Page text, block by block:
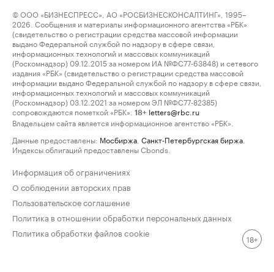
© ООО «БИЗНЕСПРЕСС», АО «РОСБИЗНЕСКОНСАЛТИНГ», 1995–
2026. Сообщения и материалы информационного агентства «РБК»
(свидетельство о регистрации средства массовой информации
выдано Федеральной службой по надзору в сфере связи,
информационных технологий и массовых коммуникаций
(Роскомнадзор) 09.12.2015 за номером ИА №ФС77-63848) и сетевого
издания «РБК» (свидетельство о регистрации средства массовой
информации выдано Федеральной службой по надзору в сфере связи,
информационных технологий и массовых коммуникаций
(Роскомнадзор) 03.12.2021 за номером ЭЛ №ФС77-82385)
сопровождаются пометкой «РБК».
18+ letters@rbc.ru
Владельцем сайта является информационное агентство «РБК».
Данные предоставлены: Мосбиржа Санкт-Петербургская биржа
Индексы облигаций предоставлены Cbonds.
Информация об ограничениях
О соблюдении авторских прав
Пользовательское соглашение
Политика в отношении обработки персональных данных
Политика обработки файлов cookie
18+